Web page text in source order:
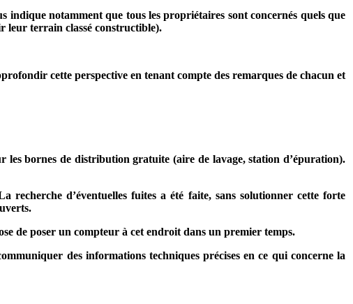
notamment que tous les propriétaires sont concernés quels que
leur terrain classé constructible).
cette perspective en tenant compte des remarques de chacun et
les bornes de distribution gratuite (aire de lavage, station d’épuration).
recherche d’éventuelles fuites a été faite, sans solutionner cette forte
de poser un compteur à cet endroit dans un premier temps.
des informations techniques précises en ce qui concerne la